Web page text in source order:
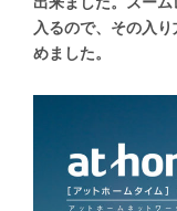
入るので、その入
めました。